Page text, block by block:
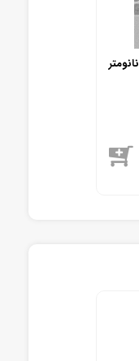
نانو اکسید آهن آلفا 40-20 نانومتر